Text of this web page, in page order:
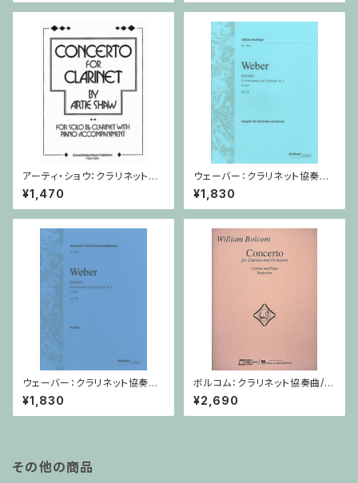
アーティ・ショウ：クラリネット協
奏曲/クラリネット・ピアノ
¥1,470
ウェーバー：クラリネット協奏曲
台２番 Op.74/クラリネット・ピ
アノ
¥1,830
ウェーバー：クラリネット協奏曲
第１番 Op.73/クラリネット・ピ
アノ
¥1,830
ボルコム：クラリネット協奏曲/ク
ラリネット・ピアノ
¥2,690
その他の商品